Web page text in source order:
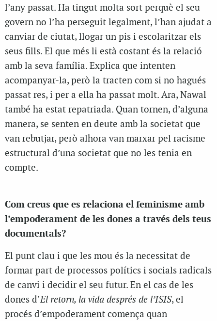
l’any passat. Ha tingut molta sort perquè el seu
govern no l’ha perseguit legalment, l’han ajudat a
canviar de ciutat, llogar un pis i escolaritzar els
seus fills. El que més li està costant és la relació
amb la seva família. Explica que intenten
acompanyar-la, però la tracten com si no hagués
passat res, i per a ella ha passat molt. Ara, Nawal
també ha estat repatriada. Quan tornen, d’alguna
manera, se senten en deute amb la societat que
van rebutjar, però alhora van marxar pel racisme
estructural d’una societat que no les tenia en
compte.
Com creus que es relaciona el feminisme amb
l’empoderament de les dones a través dels teus
documentals?
El punt clau i que les mou és la necessitat de
formar part de processos polítics i socials radicals
de canvi i decidir el seu futur. En el cas de les
dones d’El retorn, la vida després de l’ISIS, el
procés d’empoderament comença quan